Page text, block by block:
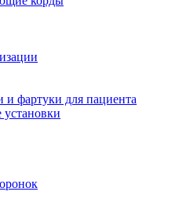
и фартуки для пациента
установки